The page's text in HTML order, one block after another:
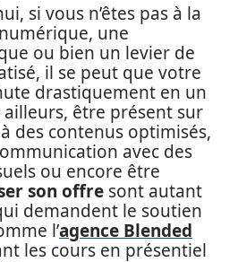
si vous n’êtes pas à la
une
ou bien un levier de
il se peut que votre
drastiquement en un
être présent sur
des contenus optimisés,
avec des
ou encore être
son offre sont autant
demandent le soutien
l’agence Blended
les cours en présentiel